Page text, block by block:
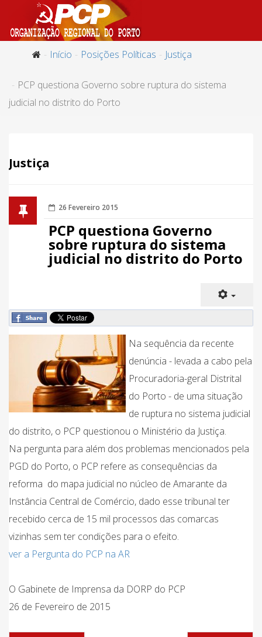
Início Posições Políticas Justiça
PCP questiona Governo sobre ruptura do sistema
judicial no distrito do Porto
Justiça
26 Fevereiro 2015
PCP questiona Governo
sobre ruptura do sistema
judicial no distrito do Porto
Na sequência da recente
denúncia - levada a cabo pela
Procuradoria-geral Distrital
do Porto - de uma situação
de ruptura no sistema judicial
do distrito, o PCP questionou o Ministério da Justiça.
Na pergunta para além dos problemas mencionados pela
PGD do Porto, o PCP refere as consequências da
reforma do mapa judicial no núcleo de Amarante da
Instância Central de Comércio, dado esse tribunal ter
recebido cerca de 15 mil processos das comarcas
vizinhas sem ter condições para o efeito.
ver a Pergunta do PCP na AR
O Gabinete de Imprensa da DORP do PCP
26 de Fevereiro de 2015